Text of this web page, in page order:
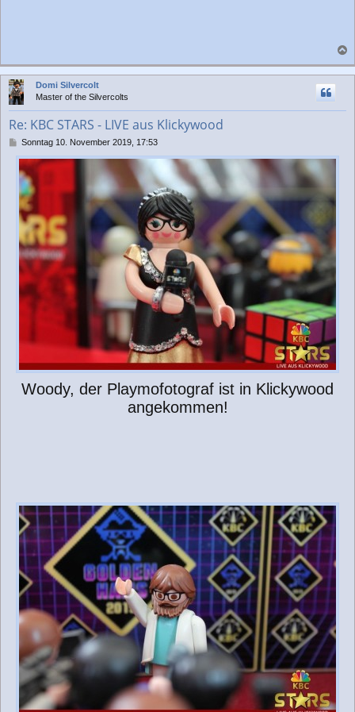
a
c
Domi Silvercolt
Master of the Silvercolts
Re: KBC STARS - LIVE aus Klickywood
B
i
t
r
a
g
Sonntag 10. November 2019, 17:53
Woody, der Playmofotograf ist in Klickywood
angekommen!